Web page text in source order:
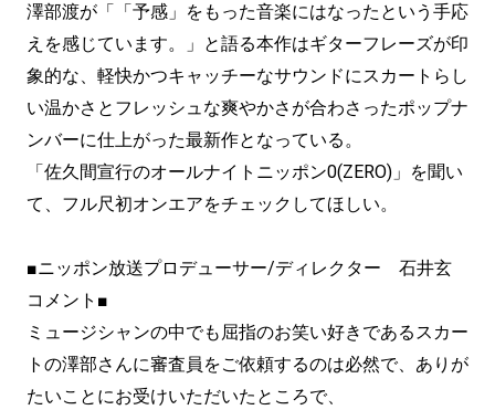
澤部渡が「「予感」をもった音楽にはなったという手応
えを感じています。」と語る本作はギターフレーズが印
象的な、軽快かつキャッチーなサウンドにスカートらし
い温かさとフレッシュな爽やかさが合わさったポップナ
ンバーに仕上がった最新作となっている。
「佐久間宣行のオールナイトニッポン0(ZERO)」を聞い
て、フル尺初オンエアをチェックしてほしい。
■ニッポン放送プロデューサー/ディレクター 石井玄
コメント■
ミュージシャンの中でも屈指のお笑い好きであるスカー
トの澤部さんに審査員をご依頼するのは必然で、ありが
たいことにお受けいただいたところで、